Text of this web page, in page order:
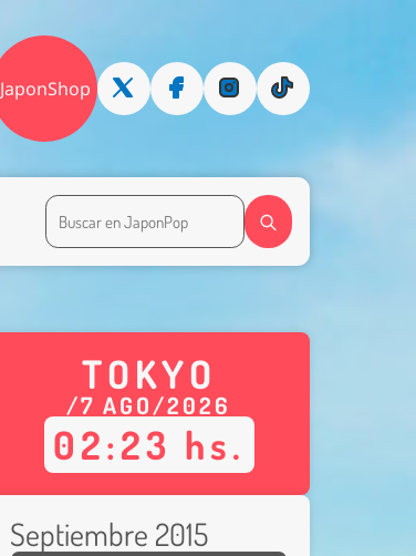
JaponShop
TOKYO
/7 AGO/2026
02:23 hs.
Septiembre 2015